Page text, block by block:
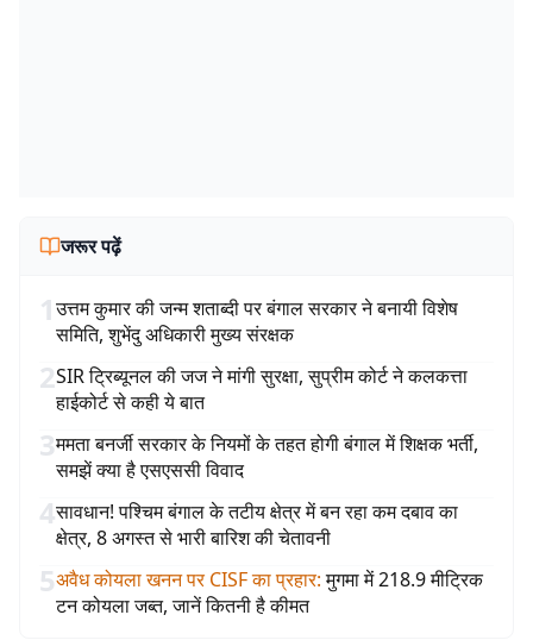
जरूर पढ़ें
1उत्तम कुमार की जन्म शताब्दी पर बंगाल सरकार ने बनायी विशेष
समिति, शुभेंदु अधिकारी मुख्य संरक्षक
2SIR ट्रिब्यूनल की जज ने मांगी सुरक्षा, सुप्रीम कोर्ट ने कलकत्ता
हाईकोर्ट से कही ये बात
3ममता बनर्जी सरकार के नियमों के तहत होगी बंगाल में शिक्षक भर्ती,
समझें क्या है एसएससी विवाद
4सावधान! पश्चिम बंगाल के तटीय क्षेत्र में बन रहा कम दबाव का
क्षेत्र, 8 अगस्त से भारी बारिश की चेतावनी
5अवैध कोयला खनन पर CISF का प्रहार: मुगमा में 218.9 मीट्रिक
टन कोयला जब्त, जानें कितनी है कीमत